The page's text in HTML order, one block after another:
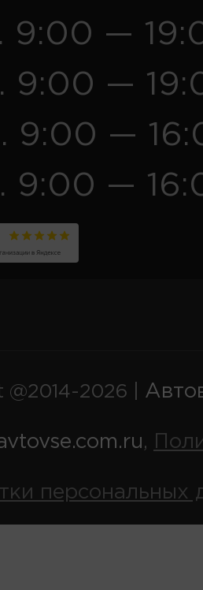
9:00 —
9:00 —
9:00 —
9:00 —
@2014-2026 |
,
персональных